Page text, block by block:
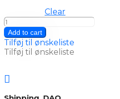
Clear
Delfin
quantity
Add to cart
Tilføj til ønskeliste
Tilføj til ønskeliste
